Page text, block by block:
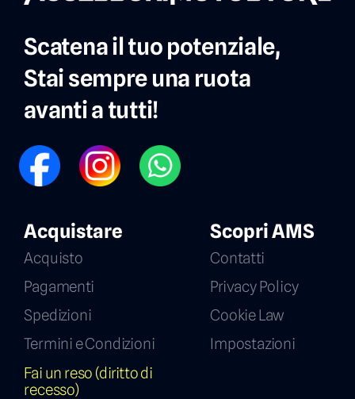
Scatena il tuo potenziale,
Stai sempre una ruota
avanti a tutti!
FB IG WP
Acquistare
Acquisto
Pagamenti
Spedizioni
Termini e Condizioni
Fai un reso (diritto di
recesso)
Scopri AMS
Contatti
Privacy Policy
Cookie Law
Impostazioni